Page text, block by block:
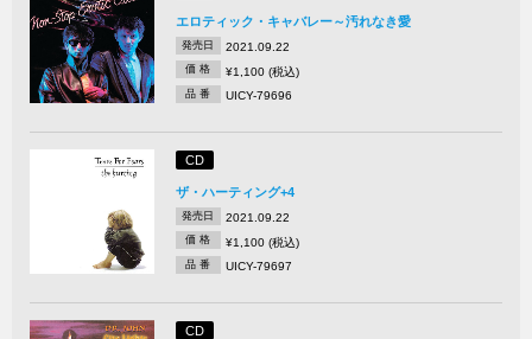
エロティック・キャバレー～汚れなき愛
発売日 2021.09.22
価 格 ¥1,100 (税込)
品 番 UICY-79696
CD
ザ・ハーティング+4
発売日 2021.09.22
価 格 ¥1,100 (税込)
品 番 UICY-79697
CD